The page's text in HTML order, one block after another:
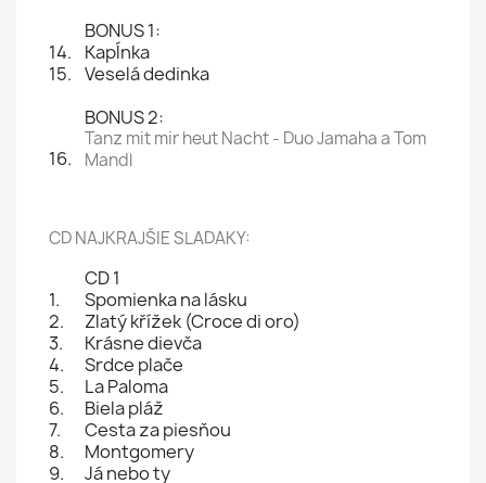
BONUS 1:
14.
Kapĺnka
15. Veselá dedinka
BONUS 2:
16.
Tanz mit mir heut Nacht - Duo Jamaha a Tom
Mandl
CD NAJKRAJŠIE SLADAKY:
CD 1
1.
Spomienka na lásku
2.
Zlatý křížek (Croce di oro)
3.
Krásne dievča
4.
Srdce plače
5.
La Paloma
6.
Biela pláž
7.
Cesta za piesňou
8.
Montgomery
9.
Já nebo ty